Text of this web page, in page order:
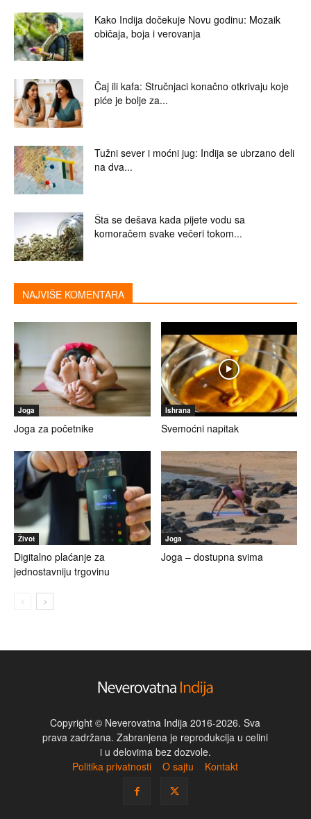
Kako Indija dočekuje Novu godinu: Mozaik
običaja, boja i verovanja
Čaj ili kafa: Stručnjaci konačno otkrivaju koje
piće je bolje za...
Tužni sever i moćni jug: Indija se ubrzano deli
na dva...
Šta se dešava kada pijete vodu sa
komoračem svake večeri tokom...
NAJVIŠE KOMENTARA
Joga
Joga za početnike
Ishrana
Svemoćni napitak
Život
Digitalno plaćanje za
jednostavniju trgovinu
Joga
Joga – dostupna svima
Copyright © Neverovatna Indija 2016-2026. Sva
prava zadržana. Zabranjena je reprodukcija u celini
i u delovima bez dozvole.
Politika privatnosti
O sajtu Kontakt